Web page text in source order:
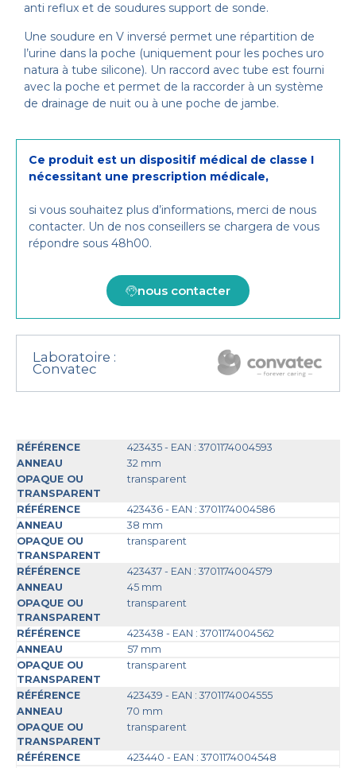
anti reflux et de soudures support de sonde.
Une soudure en V inversé permet une répartition de
l’urine dans la poche (uniquement pour les poches uro
natura à tube silicone). Un raccord avec tube est fourni
avec la poche et permet de la raccorder à un système
de drainage de nuit ou à une poche de jambe.
Ce produit est un dispositif médical de classe I
nécessitant une prescription médicale,
si vous souhaitez plus d’informations, merci de nous
contacter. Un de nos conseillers se chargera de vous
répondre sous 48h00.
nous contacter
Laboratoire :
Convatec
423435 - EAN : 3701174004593
32 mm
transparent
423436 - EAN : 3701174004586
38 mm
transparent
423437 - EAN : 3701174004579
45 mm
transparent
423438 - EAN : 3701174004562
57 mm
transparent
423439 - EAN : 3701174004555
70 mm
transparent
423440 - EAN : 3701174004548